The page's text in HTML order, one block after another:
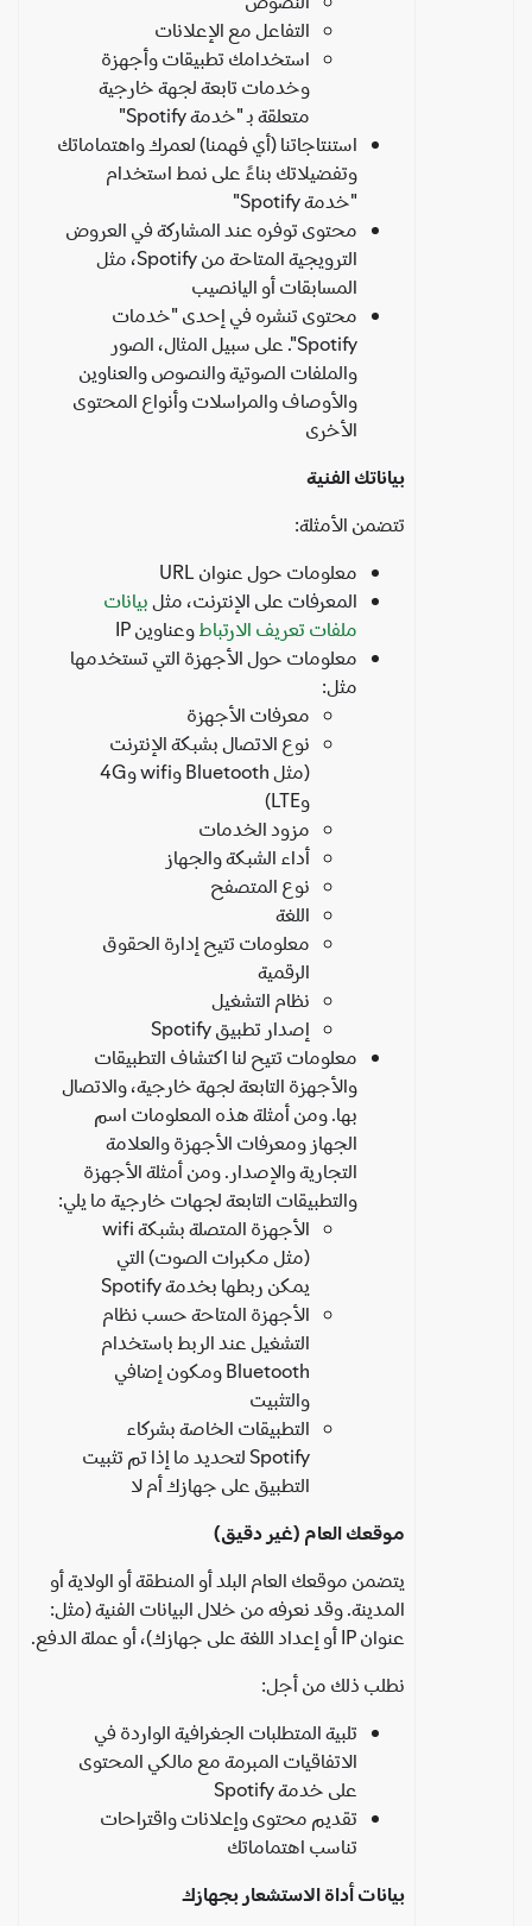
التفاعل مع الإعلانات
استخدامك تطبيقات وأجهزة
وخدمات تابعة لجهة خارجية
متعلقة بـ "خدمة Spotify"
استنتاجاتنا (أي فهمنا) لعمرك واهتماماتك
وتفضيلاتك بناءً على نمط استخدام
"خدمة Spotify"
محتوى توفره عند المشاركة في العروض
الترويجية المتاحة من Spotify، مثل
المسابقات أو اليانصيب
محتوى تنشره في إحدى "خدمات
Spotify". على سبيل المثال، الصور
والملفات الصوتية والنصوص والعناوين
والأوصاف والمراسلات وأنواع المحتوى
الأخرى
بياناتك الفنية
تتضمن الأمثلة:
معلومات حول عنوان URL
المعرفات على الإنترنت، مثل بيانات
ملفات تعريف الارتباطوعناوين IP
معلومات حول الأجهزة التي تستخدمها
معرفات الأجهزة
نوع الاتصال بشبكة الإنترنت
(مثل Bluetooth وwifi و4G
مزود الخدمات
أداء الشبكة والجهاز
نوع المتصفح
اللغة
معلومات تتيح إدارة الحقوق
الرقمية
نظام التشغيل
إصدار تطبيق Spotify
معلومات تتيح لنا اكتشاف التطبيقات
والأجهزة التابعة لجهة خارجية، والاتصال
بها. ومن أمثلة هذه المعلومات اسم
الجهاز ومعرفات الأجهزة والعلامة
التجارية والإصدار. ومن أمثلة الأجهزة
والتطبيقات التابعة لجهات خارجية ما يلي:
الأجهزة المتصلة بشبكة wifi
(مثل مكبرات الصوت) التي
يمكن ربطها بخدمة Spotify
الأجهزة المتاحة حسب نظام
التشغيل عند الربط باستخدام
Bluetooth ومكون إضافي
والتثبيت
التطبيقات الخاصة بشركاء
Spotify لتحديد ما إذا تم تثبيت
التطبيق على جهازك أم لا
موقعك العام (غير دقيق)
يتضمن موقعك العام البلد أو المنطقة أو الولاية أو
المدينة. وقد نعرفه من خلال البيانات الفنية (مثل:
عنوان IP أو إعداد اللغة على جهازك)، أو عملة الدفع.
نطلب ذلك من أجل:
تلبية المتطلبات الجغرافية الواردة في
الاتفاقيات المبرمة مع مالكي المحتوى
على خدمة Spotify
تقديم محتوى وإعلانات واقتراحات
تناسب اهتماماتك
بيانات أداة الاستشعار بجهازك